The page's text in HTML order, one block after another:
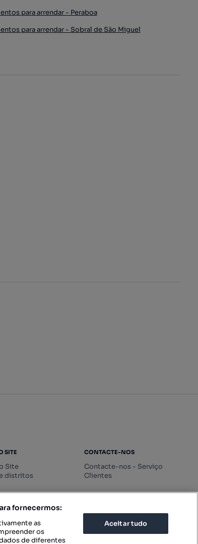
para arrendar - Peraboa
para arrendar - Sobral de São Miguel
SITE
Site
distritos
CONTACTE-NOS
Contacte-nos - Serviço
Clientes
fornecermos:
as
os
de diferentes
Aceitar tudo